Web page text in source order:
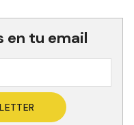
en tu email